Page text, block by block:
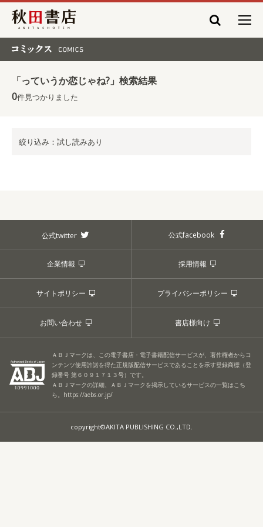
秋田書店
「っていうか恋じゃね?」検索結果
0件見つかりました
絞り込み：試し読みあり
公式twitter 公式facebook
企業情報 採用情報
サイトポリシー プライバシーポリシー
お問い合わせ 書店様向け
ＡＢＪマークは、この電子書店・電子書籍配信サービスが、著作権者からコ
ンテンツ使用許諾を得た正規版配信サービスであることを示す登録商標（登
録番号 第６０９１７１３号）です。
ＡＢＪマークの詳細、ＡＢＪマークを掲示しているサービスの一覧はこち
ら。 https://aebs.or.jp/
copyright©AKITA PUBLISHING CO.,LTD.